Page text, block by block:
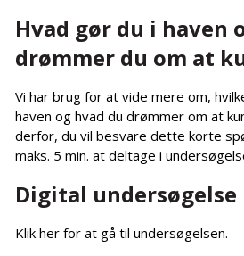
Hvad gør du i haven
drømmer du om at
Vi har brug for at vide mere om,
haven og hvad du drømmer om at
derfor, du vil besvare dette korte
maks. 5 min. at deltage i
Digital undersøgelse
Klik her for at gå til undersøgelsen.